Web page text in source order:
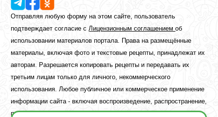
Отправляя любую форму на этом сайте, пользователь
подтверждает согласие сЛицензионным соглашениемоб
использовании материалов портала. Права на размещённые
материалы, включая фото и текстовые рецепты, принадлежат их
авторам. Разрешается копировать рецепты и передавать их
третьим лицам только для личного, некоммерческого
использования. Любое публичное или коммерческое применение
информации сайта - включая воспроизведение, распространение,
публикацию или обработку - возможно лишь при наличии